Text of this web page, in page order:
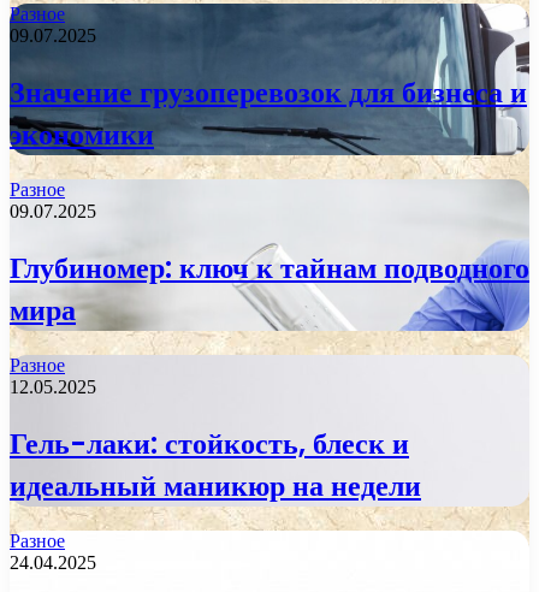
Разное
09.07.2025
Значение грузоперевозок для бизнеса и
экономики
Разное
09.07.2025
Глубиномер: ключ к тайнам подводного
мира
Разное
12.05.2025
Гель-лаки: стойкость, блеск и
идеальный маникюр на недели
Разное
24.04.2025